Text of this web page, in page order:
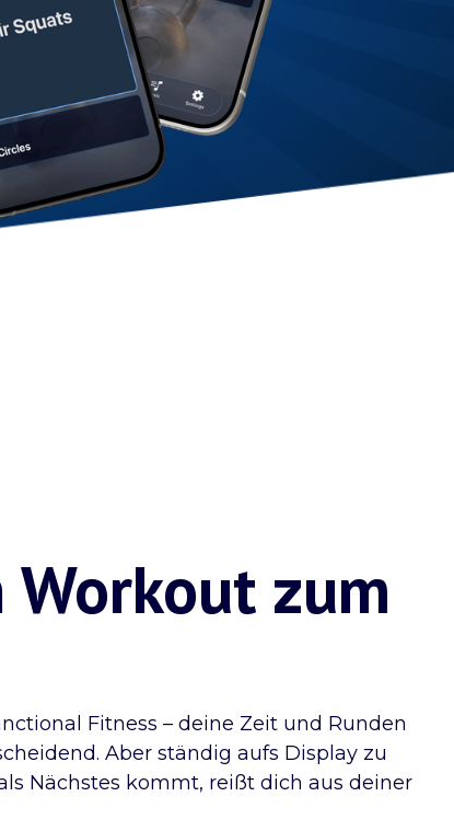
Workout zum
Fitness – deine Zeit und Runden
Aber ständig aufs Display zu
Nächstes kommt, reißt dich aus deiner